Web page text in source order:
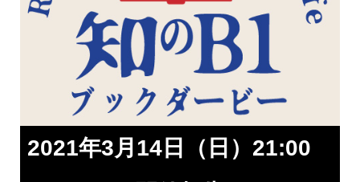
2021年3月14日（日）21:00